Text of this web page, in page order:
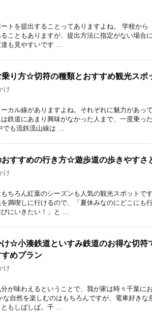
トを提出することってありますよね。 学校から
こともありますが、提出方法に指定がない場合
達も見やすいです …
り方☆切符の種類とおすすめ観光スポ
け
カル線がありますよね。それぞれに魅力があっ
鉄道にあまり興味がなかった人まで、一度乗っ
でも流鉄流山線は …
すすめの行き方☆遊歩道の歩きやすさ
け
ちろん紅葉のシーズンも人気の観光スポットで
満喫しに行けるので、「夏休みなのにどこにも
びにいきたい！」と …
☆小湊鉄道といすみ鉄道のお得な切符
めプラン
け
が味わえるということで、我が家は時々千葉に
な自然を楽しむのはもちろんですが、電車好きな
ともしばしば。千 …